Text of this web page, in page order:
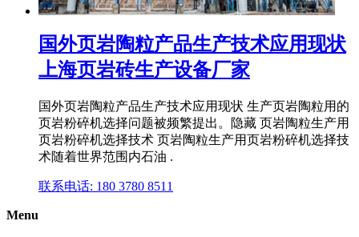
国外页岩陶粒产品生产技术应用现状
上海页岩砖生产设备厂家
国外页岩陶粒产品生产技术应用现状 生产页岩陶粒用的
页岩粉碎机选择问题被频繁提出。隐藏 页岩陶粒生产用
页岩粉碎机选择技术 页岩陶粒生产用页岩粉碎机选择技
术随着世界范围内石油 .
联系电话: 180 3780 8511
Menu